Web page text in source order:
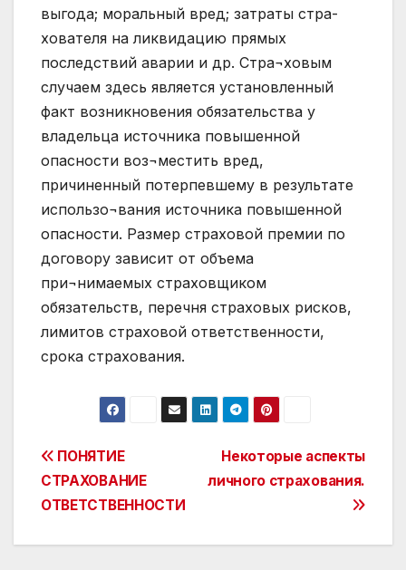
выгода; моральный вред; затраты стра-
хователя на ликвидацию прямых
последствий аварии и др. Стра¬ховым
случаем здесь является установленный
факт возникновения обязательства у
владельца источника повышенной
опасности воз¬местить вред,
причиненный потерпевшему в результате
использо¬вания источника повышенной
опасности. Размер страховой премии по
договору зависит от объема
при¬нимаемых страховщиком
обязательств, перечня страховых рисков,
лимитов страховой ответственности,
срока страхования.
Post
navigation
Некоторые аспекты
личного страхования.
ПОНЯТИЕ
СТРАХОВАНИЕ
ОТВЕТСТВЕННОСТИ